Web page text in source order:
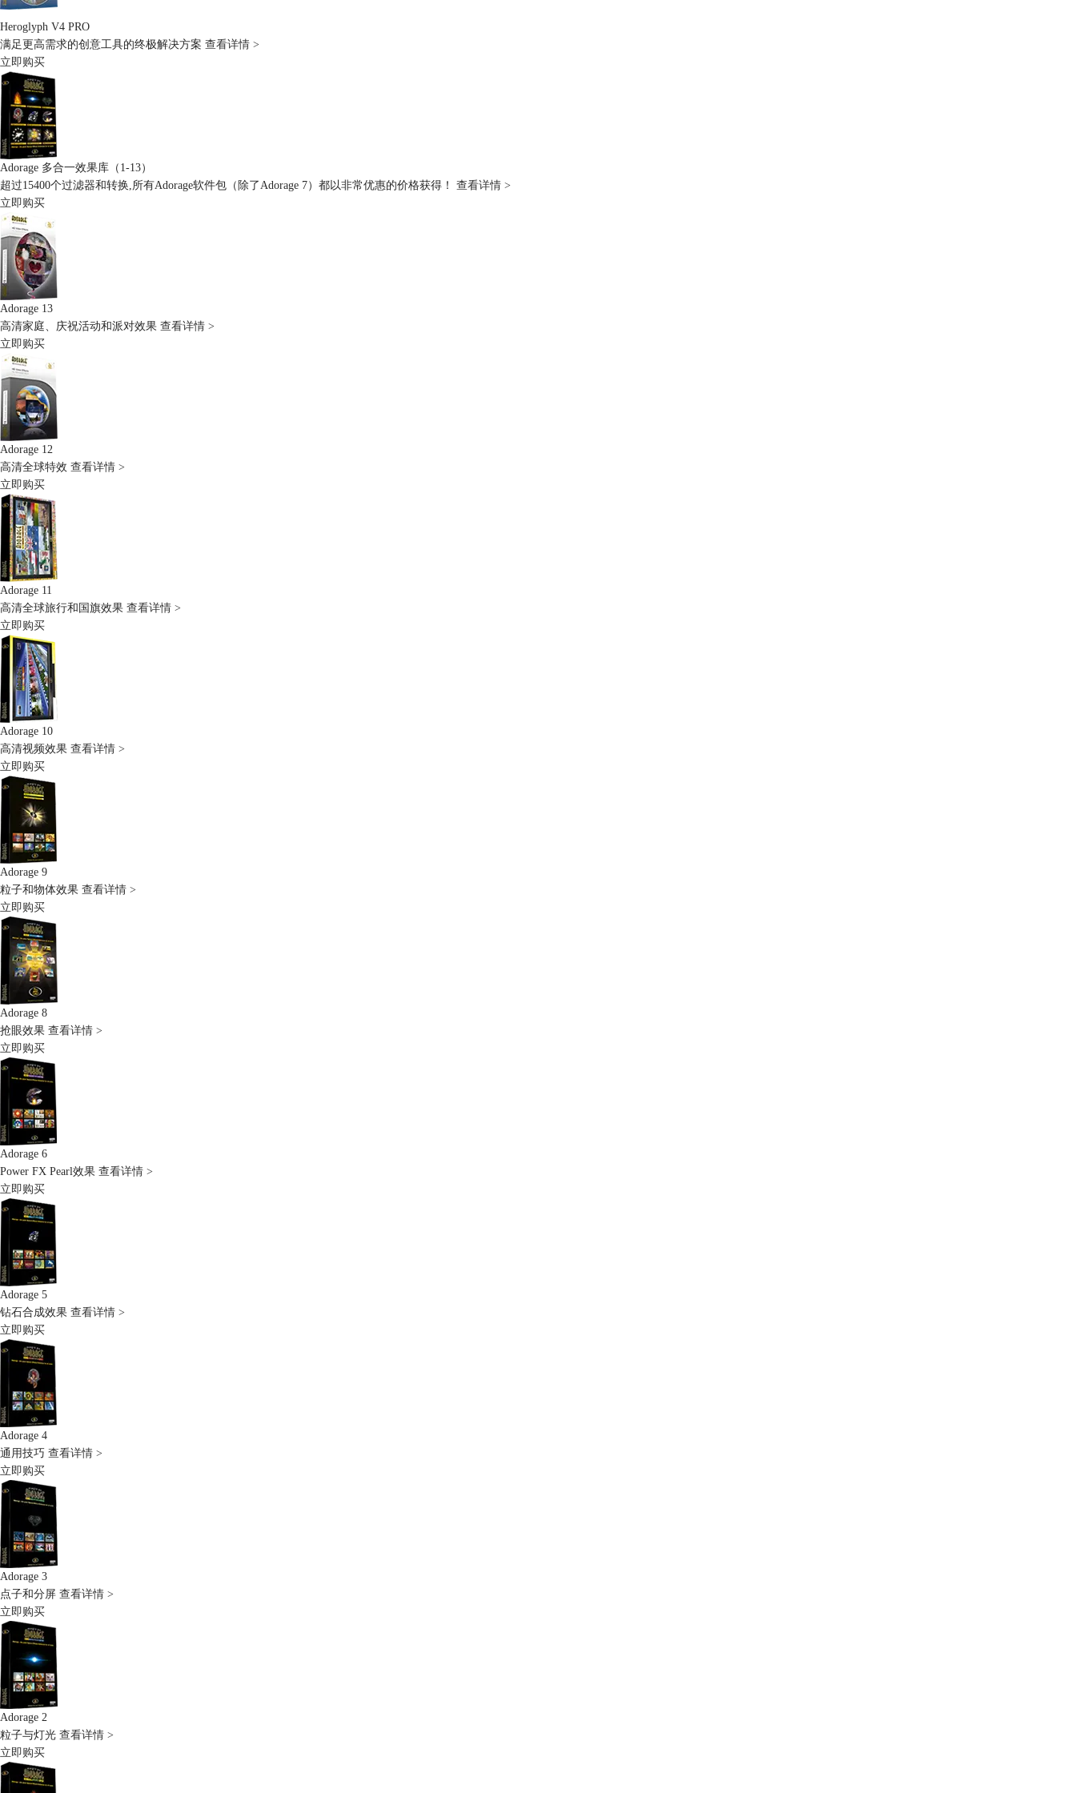
Heroglyph V4 PRO
满足更高需求的创意工具的终极解决方案 查看详情 >
立即购买
Adorage 多合一效果库（1-13）
超过15400个过滤器和转换,所有Adorage软件包（除了Adorage 7）都以非常优惠的价格获得！ 查看详情 >
立即购买
Adorage 13
高清家庭、庆祝活动和派对效果 查看详情 >
立即购买
Adorage 12
高清全球特效 查看详情 >
立即购买
Adorage 11
高清全球旅行和国旗效果 查看详情 >
立即购买
Adorage 10
高清视频效果 查看详情 >
立即购买
Adorage 9
粒子和物体效果 查看详情 >
立即购买
Adorage 8
抢眼效果 查看详情 >
立即购买
Adorage 6
Power FX Pearl效果 查看详情 >
立即购买
Adorage 5
钻石合成效果 查看详情 >
立即购买
Adorage 4
通用技巧 查看详情 >
立即购买
Adorage 3
点子和分屏 查看详情 >
立即购买
Adorage 2
粒子与灯光 查看详情 >
立即购买